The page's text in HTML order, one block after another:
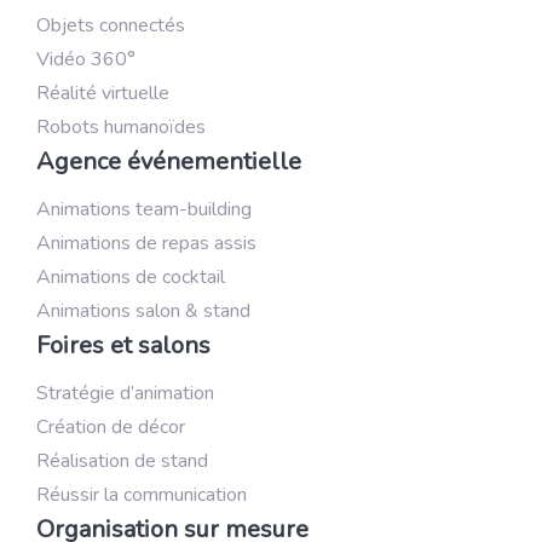
Objets connectés
Vidéo 360°
Réalité virtuelle
Robots humanoïdes
Agence événementielle
Animations team-building
Animations de repas assis
Animations de cocktail
Animations salon & stand
Foires et salons
Stratégie d’animation
Création de décor
Réalisation de stand
Réussir la communication
Organisation sur mesure